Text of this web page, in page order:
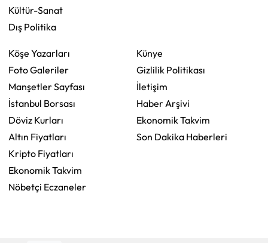
Kültür-Sanat
Dış Politika
Köşe Yazarları
Foto Galeriler
Manşetler Sayfası
İstanbul Borsası
Döviz Kurları
Altın Fiyatları
Kripto Fiyatları
Ekonomik Takvim
Nöbetçi Eczaneler
Künye
Gizlilik Politikası
İletişim
Haber Arşivi
Ekonomik Takvim
Son Dakika Haberleri